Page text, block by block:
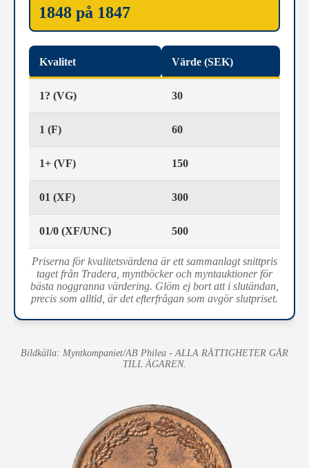
1848 på 1847
Kvalitet Värde (SEK)
1? (VG) 30
1 (F) 60
1+ (VF) 150
01 (XF) 300
01/0 (XF/UNC) 500
Priserna för kvalitetsvärdena är ett sammanlagt snittpris
taget från Tradera, myntböcker och myntauktioner för
bästa noggranna värdering. Glöm ej bort att i slutändan,
precis som alltid, är det efterfrågan som avgör slutpriset.
Bildkälla: Myntkompaniet/AB Philea - ALLA RÄTTIGHETER GÅR
TILL ÄGAREN.